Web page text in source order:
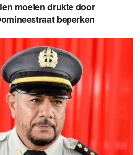
moeten drukte door
beperken